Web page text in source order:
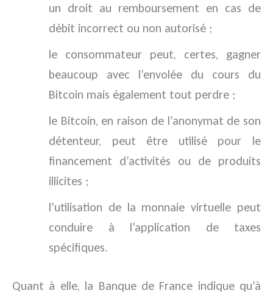
un droit au remboursement en cas de
débit incorrect ou non autorisé ;
le consommateur peut, certes, gagner
beaucoup avec l’envolée du cours du
Bitcoin mais également tout perdre ;
le Bitcoin, en raison de l’anonymat de son
détenteur, peut être utilisé pour le
financement d’activités ou de produits
illicites ;
l’utilisation de la monnaie virtuelle peut
conduire à l’application de taxes
spécifiques.
Quant à elle, la Banque de France indique qu’à